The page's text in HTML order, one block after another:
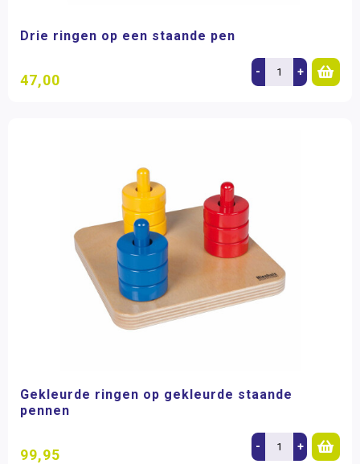
Drie ringen op een staande pen
47,00 - +
Gekleurde ringen op gekleurde staande
pennen
99,95 - +